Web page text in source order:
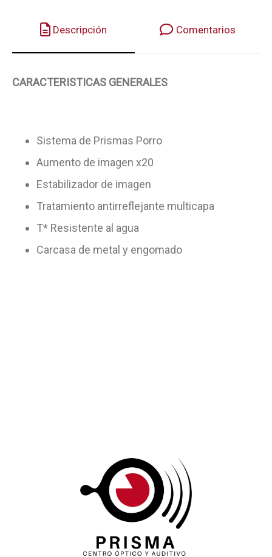
Descripción Comentarios
CARACTERISTICAS GENERALES
Sistema de Prismas Porro
Aumento de imagen x20
Estabilizador de imagen
Tratamiento antirreflejante multicapa
T* Resistente al agua
Carcasa de metal y engomado